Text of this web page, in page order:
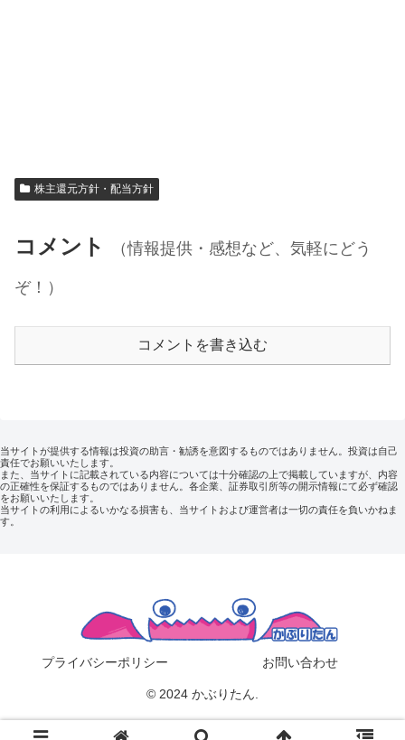
株主還元方針・配当方針
コメント
（情報提供・感想など、気軽にどう
ぞ！）
コメントを書き込む
当サイトが提供する情報は投資の助言・勧誘を意図するものではありません。投資は自己
責任でお願いいたします。
また、当サイトに記載されている内容については十分確認の上で掲載していますが、内容
の正確性を保証するものではありません。各企業、証券取引所等の開示情報にて必ず確認
をお願いいたします。
当サイトの利用によるいかなる損害も、当サイトおよび運営者は一切の責任を負いかねま
す。
プライバシーポリシー お問い合わせ
© 2024 かぶりたん.